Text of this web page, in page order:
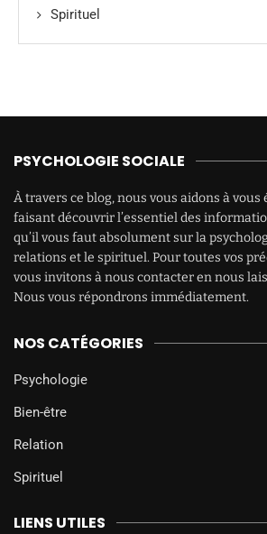
Spirituel
PSYCHOLOGIE SOCIALE
À travers ce blog, nous vous aidons à vous
faisant découvrir l’essentiel des
qu’il vous faut absolument sur la
relations et le spirituel. Pour toutes vos
vous invitons à nous contacter en nous
Nous vous répondrons immédiatement.
NOS CATÉGORIES
Psychologie
Bien-être
Relation
Spirituel
LIENS UTILES